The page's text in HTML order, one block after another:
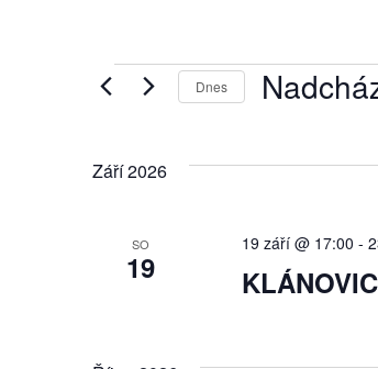
Akce Dnes
Září 2026
SO
19
19 září @ 17:00 -